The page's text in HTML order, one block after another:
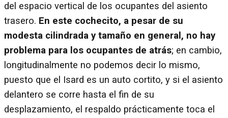
del espacio vertical de los ocupantes del asiento
trasero. En este cochecito, a pesar de su
modesta cilindrada y tamaño en general, no hay
problema para los ocupantes de atrás; en cambio,
longitudinalmente no podemos decir lo mismo,
puesto que el Isard es un auto cortito, y si el asiento
delantero se corre hasta el fin de su
desplazamiento, el respaldo prácticamente toca el